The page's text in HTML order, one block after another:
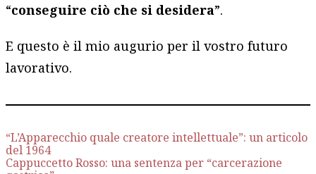
“conseguire ciò che si desidera”.
E questo è il mio augurio per il vostro futuro
lavorativo.
“L’Apparecchio quale creatore intellettuale”: un articolo
del 1964
Cappuccetto Rosso: una sentenza per “carcerazione